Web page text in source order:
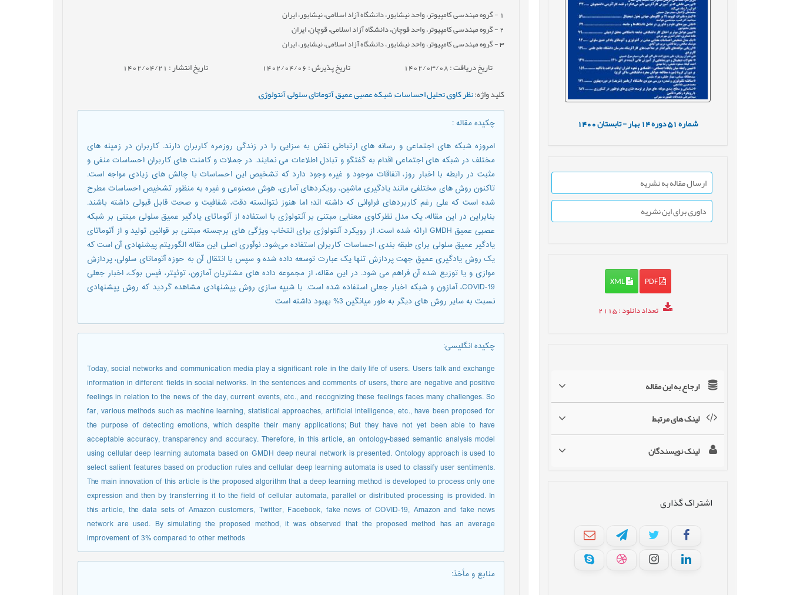
شماره دوره بهار - تابستان1400
ارسال مقاله به نشریه
داوری برای این نشریه
PDF
XML
تعداد دانلود: 2115
ارجاع به این مقاله
لینک های مرتبط
لینک نویسندگان
اشتراک گذاری
1 - گروه مهندسی کامپیوتر، واحد نیشابور، دانشگاه آزاد اسلامی، نیشابور، ایران
2- گروه مهندسی کامپیوتر، واحد قوچان، دانشگاه آزاد اسلامی، قوچان، ایران
3- گروه مهندسی کامپیوتر، واحد نیشابور، دانشگاه آزاد اسلامی، نیشابور، ایران
تاریخ دریافت : 1402/03/08 تاریخ پذیرش : 1402/04/06 تاریخ انتشار : 1402/04/21
کلید واژه:نظر کاوی,تحلیل احساسات,شبکه عصبی عمیق,آتوماتای سلولی,آنتولوژی,
چکیده مقاله:
امروزه شبکه های اجتماعی و رسانه های ارتباطی نقش به سزایی را در زندگی روزمره کاربران دارند. کاربران در زمینه های
مختلف در شبکه های اجتماعی اقدام به گفتگو و تبادل اطلاعات می نمایند. در جملات و کامنت های کاربران احساسات منفی و
مثبت در رابطه با اخبار روز، اتفاقات موجود و غیره وجود دارد که تشخیص این احساسات با چالش های زیادی مواجه است.
تاکنون روش های مختلفی مانند یادگیری ماشین، رویکردهای آماری، هوش مصنوعی و غیره به منظور تشخیص احساسات مطرح
شده است که علی رغم کاربردهای فراوانی که داشته اند؛ اما هنوز نتوانسته دقت، شفافیت و صحت قابل قبولی داشته باشند.
بنابراین در این مقاله، یک مدل نظرکاوی معنایی مبتنی بر آنتولوژی با استفاده از آتوماتای یادگیر عمیق سلولی مبتنی بر شبکه
عصبی عمیق GMDH ارائه شده است. از رویکرد آنتولوژی برای انتخاب ویژگی های برجسته مبتنی بر قوانین تولید و از آتوماتای
یادگیر عمیق سلولی برای طبقه بندی احساسات کاربران استفاده می‌‌شود. نوآوری اصلی این مقاله الگوریتم پیشنهادی آن است که
یک روش یادگیری عمیق جهت پردازش تنها یک عبارت توسعه داده شده و سپس با انتقال آن به حوزه آتوماتای سلولی، پردازش
موازی و یا توزیع شده آن فراهم می شود. در این مقاله، از مجموعه داده های مشتریان آمازون، توئیتر، فیس بوک، اخبار جعلی
COVID-19، آمازون و شبکه اخبار جعلی استفاده شده است. با شبیه سازی روش پیشنهادی مشاهده گردید که روش پیشنهادی
نسبت به سایر روش های دیگر به طور میانگین 3% بهبود داشته است
چکیده انگلیسی:
Today, social networks and communication media play a significant role in the daily life of users. Users talk and exchange
information in different fields in social networks. In the sentences and comments of users, there are negative and positive
feelings in relation to the news of the day, current events, etc., and recognizing these feelings faces many challenges. So
far, various methods such as machine learning, statistical approaches, artificial intelligence, etc., have been proposed for
the purpose of detecting emotions, which despite their many applications; But they have not yet been able to have
acceptable accuracy, transparency and accuracy. Therefore, in this article, an ontology-based semantic analysis model
using cellular deep learning automata based on GMDH deep neural network is presented. Ontology approach is used to
select salient features based on production rules and cellular deep learning automata is used to classify user sentiments.
The main innovation of this article is the proposed algorithm that a deep learning method is developed to process only one
expression and then by transferring it to the field of cellular automata, parallel or distributed processing is provided. In
this article, the data sets of Amazon customers, Twitter, Facebook, fake news of COVID-19, Amazon and fake news
network are used. By simulating the proposed method, it was observed that the proposed method has an average
improvement of 3% compared to other methods
منابع و مأخذ: